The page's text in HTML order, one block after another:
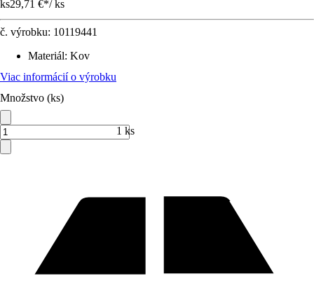
ks29,71 €*/ ks
č. výrobku: 10119441
Materiál: Kov
Viac informácií o výrobku
Množstvo (ks)
1 ks